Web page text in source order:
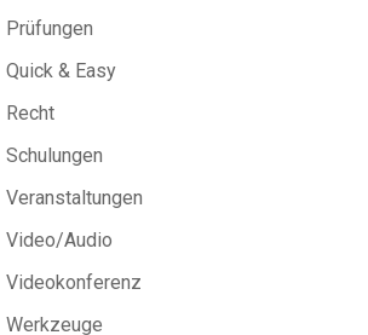
Prüfungen
Quick & Easy
Recht
Schulungen
Veranstaltungen
Video/Audio
Videokonferenz
Werkzeuge